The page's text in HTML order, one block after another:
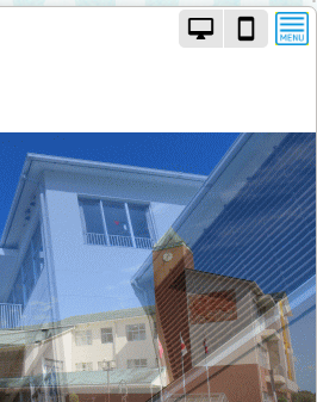
PC
モ
面
を
切
り
替
え
ス
マ
ン
モ
ー
ド
で
画
面
を
切
り
替
え